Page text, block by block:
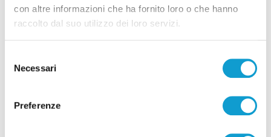
con altre informazioni che ha fornito loro o che hanno
raccolto dal suo utilizzo dei loro servizi.
delNecessari
Preferenze
di Sergio Cinquino